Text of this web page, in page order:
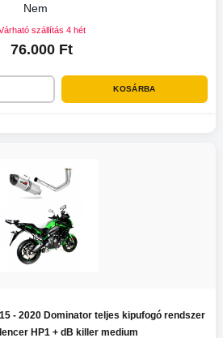
Nem
szállítás 4 hét
76.000 Ft
KOSÁRBA
- 2020 Dominator teljes kipufogó rendszer
HP1 + dB killer medium